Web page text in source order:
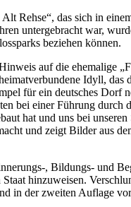
Rehse“, das sich in
untergebracht war,
beziehen können.
auf die ehemalige
Idyll,
für ein deutsches
bei einer Führung
hat und uns bei
und zeigt Bilder aus
, Bildungs- und
hinzuweisen.
in der zweiten Auflage